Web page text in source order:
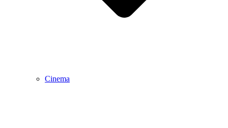
Cinema